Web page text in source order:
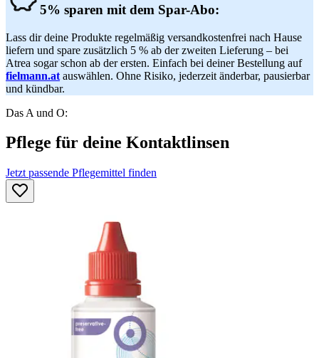
5% sparen mit dem Spar-Abo:
Lass dir deine Produkte regelmäßig versandkostenfrei nach Hause
liefern und spare zusätzlich 5 % ab der zweiten Lieferung – bei
Atrea sogar schon ab der ersten. Einfach bei deiner Bestellung auf
fielmann.at auswählen. Ohne Risiko, jederzeit änderbar, pausierbar
und kündbar.
Das A und O:
Pflege für deine Kontaktlinsen
Jetzt passende Pflegemittel finden